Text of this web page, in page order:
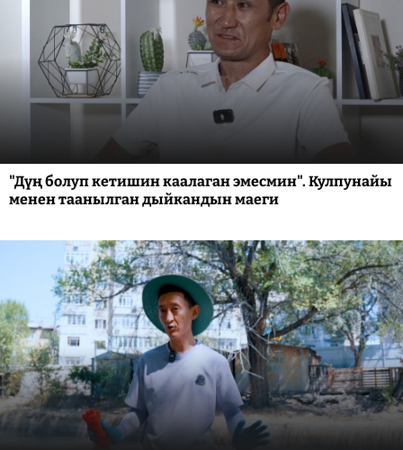
"Дүң болуп кетишин каалаган эмесмин". Кулпунайы
менен таанылган дыйкандын маеги